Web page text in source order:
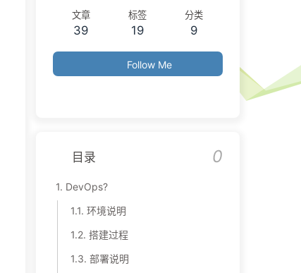
文章
39
标签
19
分类
9
Follow Me
目录 0
1. DevOps?
1.1. 环境说明
1.2. 搭建过程
1.3. 部署说明